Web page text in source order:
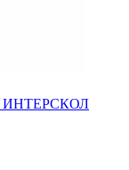
ИНТЕРСКОЛ